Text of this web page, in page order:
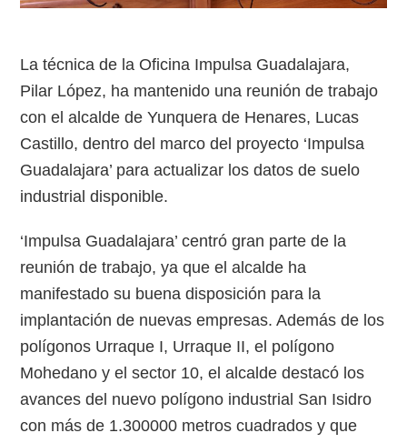
La técnica de la Oficina Impulsa Guadalajara,
Pilar López, ha mantenido una reunión de trabajo
con el alcalde de Yunquera de Henares, Lucas
Castillo, dentro del marco del proyecto ‘Impulsa
Guadalajara’ para actualizar los datos de suelo
industrial disponible.
‘Impulsa Guadalajara’ centró gran parte de la
reunión de trabajo, ya que el alcalde ha
manifestado su buena disposición para la
implantación de nuevas empresas. Además de los
polígonos Urraque I, Urraque II, el polígono
Mohedano y el sector 10, el alcalde destacó los
avances del nuevo polígono industrial San Isidro
con más de 1.300000 metros cuadrados y que